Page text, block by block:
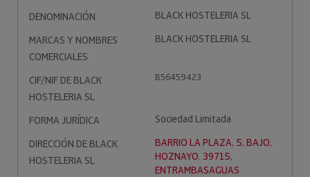
DENOMINACIÓN
BLACK HOSTELERIA SL
MARCAS Y NOMBRES
COMERCIALES
BLACK HOSTELERIA SL
CIF/NIF DE BLACK
HOSTELERIA SL
B56459423
FORMA JURÍDICA
Sociedad Limitada
DIRECCIÓN DE BLACK
HOSTELERIA SL
BARRIO LA PLAZA, 5, BAJO,
HOZNAYO. 39715,
ENTRAMBASAGUAS